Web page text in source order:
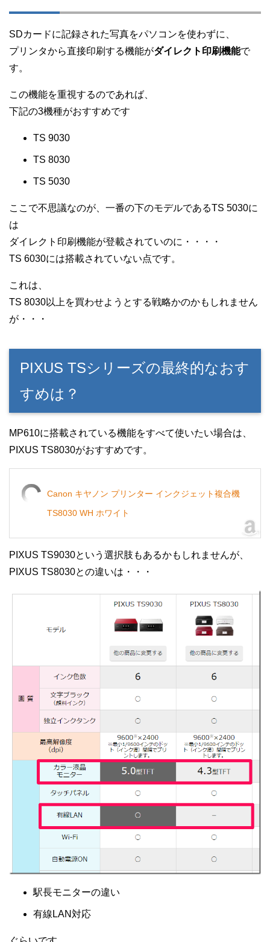
SDカードに記録された写真をパソコンを使わずに、
プリンタから直接印刷する機能がダイレクト印刷機能で
す。
この機能を重視するのであれば、
下記の3機種がおすすめです
TS 9030
TS 8030
TS 5030
ここで不思議なのが、一番の下のモデルであるTS 5030に
は
ダイレクト印刷機能が登載されていのに・・・・
TS 6030には搭載されていない点です。
これは、
TS 8030以上を買わせようとする戦略かのかもしれません
が・・・
PIXUS TSシリーズの最終的なおす
すめは？
MP610に搭載されている機能をすべて使いたい場合は、
PIXUS TS8030がおすすめです。
Canon キヤノン プリンター インクジェット複合機
TS8030 WH ホワイト
PIXUS TS9030という選択肢もあるかもしれませんが、
PIXUS TS8030との違いは・・・
駅長モニターの違い
有線LAN対応